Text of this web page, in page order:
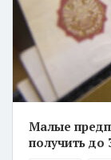
Малые
получить до